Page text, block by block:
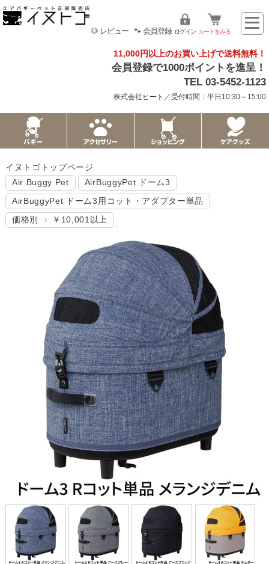
11,000円以上のお買い上げで送料無料！
会員登録で1000ポイントを進呈！
TEL 03-5452-1123
株式会社ヒート／受付時間：平日10:30～15:00
🐶 レビュー 🐾 会員登録 ログイン カートをみる
イヌトゴトップページ
Air Buggy Pet
AirBuggyPet ドーム3
AirBuggyPet ドーム3用コット・アダプター単品
価格別 ￥10,001以上